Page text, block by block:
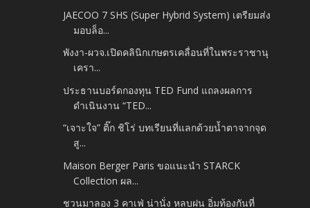
JAECOO 7 SHS (Super Hybrid System) เตรียมส่ง
มอบล็อ...
พังงา-ผวจ.เปิดคลินิกเกษตรเคลื่อนที่ในพระราชานุ
เครา...
ประธานบอร์ดกองทุน TED Fund แถลงผลการ
ดำเนินงาน “TED...
“เจาะใจ” ติ๊ก ชิโร่ บทเรียนที่แลกด้วยน้ำตาจากจุด
สู...
Maison Berger Paris ขอแนะนำ STARCK
Collection ผล...
ชวนมาลอง 3 คาเฟ่ น่านั่ง หลบฝน อิ่มท้องกันที่